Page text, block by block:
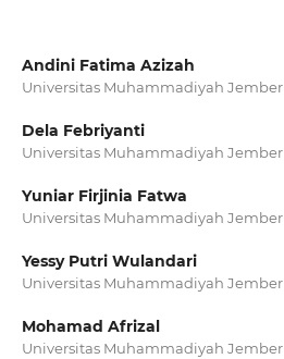
Andini Fatima Azizah
Universitas Muhammadiyah Jember
Dela Febriyanti
Universitas Muhammadiyah Jember
Yuniar Firjinia Fatwa
Universitas Muhammadiyah Jember
Yessy Putri Wulandari
Universitas Muhammadiyah Jember
Mohamad Afrizal
Universitas Muhammadiyah Jember